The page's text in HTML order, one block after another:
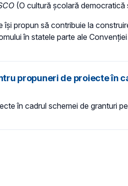
(O cultură școlară
își propun să contribuie la
în statele parte ale
propuneri de proiecte
în cadrul schemei de granturi